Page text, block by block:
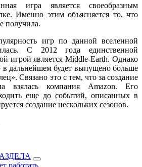
игра является своеобразным
Именно этим объясняется то, что
получила.
игр по данной вселенной
С 2012 года единственной
игрой является Middle-Earth. Однако
в дальнейшем будет выпущено больше
Связано это с тем, что за создание
взялась компания Amazon. Его
еще до событий, описанных в
создание нескольких сезонов.